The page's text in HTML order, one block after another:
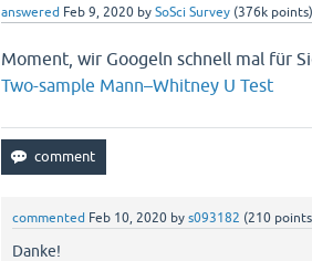
answered Feb 9, 2020 bySoSci Survey (376k points)
Moment, wir Googeln schnell mal für
Two-sample Mann–Whitney U Test
commented Feb 10, 2020 bys093182 (210
Danke!